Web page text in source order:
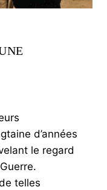
d’années
le regard
telles